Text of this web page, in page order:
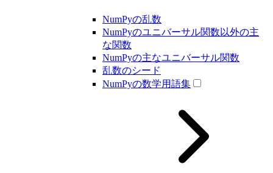
NumPyの乱数
NumPyのユニバーサル関数以外の主
な関数
NumPyの主なユニバーサル関数
乱数のシード
NumPyの数学用語集